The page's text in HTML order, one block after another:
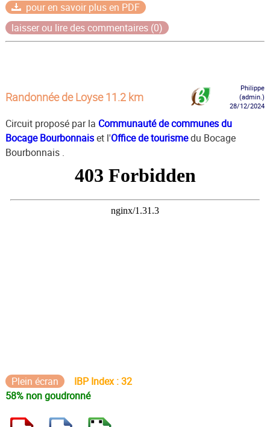
pour en savoir plus en PDF
laisser ou lire des commentaires (0)
Randonnée de Loyse 11.2 km
Philippe
(admin.)
28/12/2024
Circuit proposé par la Communauté de communes du
Bocage Bourbonnaiset l'Office de tourismedu Bocage
Bourbonnais .
Plein écran
IBP Index : 32
58% non goudronné